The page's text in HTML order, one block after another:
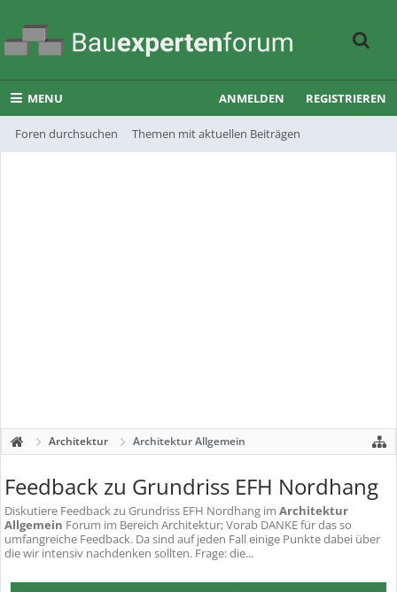
MENU
Foren durchsuchen Themen mit aktuellen Beiträgen
ANMELDEN REGISTRIEREN
Architektur Architektur Allgemein
Feedback zu Grundriss EFH Nordhang
Diskutiere Feedback zu Grundriss EFH Nordhang im Architektur
Allgemein Forum im Bereich Architektur; Vorab DANKE für das so
umfangreiche Feedback. Da sind auf jeden Fall einige Punkte dabei über
die wir intensiv nachdenken sollten. Frage: die...